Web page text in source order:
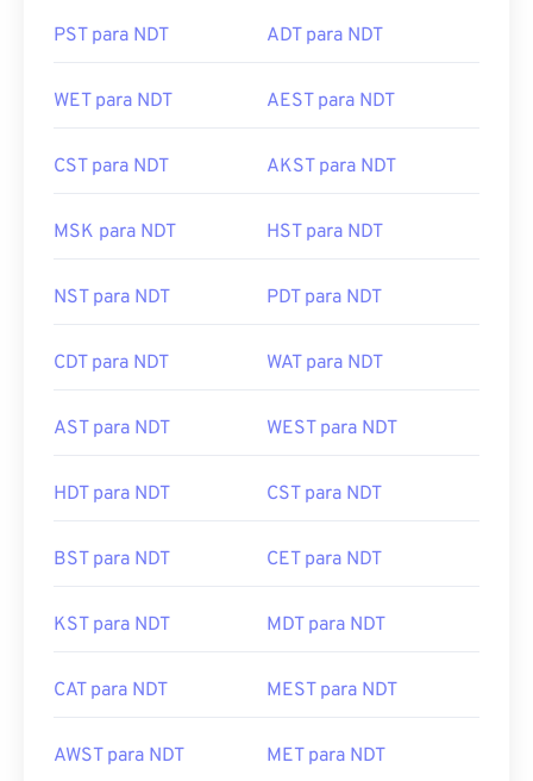
PST para NDT ADT para NDT
WET para NDT AEST para NDT
CST para NDT AKST para NDT
MSK para NDT HST para NDT
NST para NDT PDT para NDT
CDT para NDT WAT para NDT
AST para NDT WEST para NDT
HDT para NDT CST para NDT
BST para NDT CET para NDT
KST para NDT MDT para NDT
CAT para NDT MEST para NDT
AWST para NDT MET para NDT